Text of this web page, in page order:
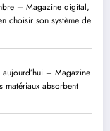
– Magazine digital,
choisir son système de
– Magazine
matériaux absorbent